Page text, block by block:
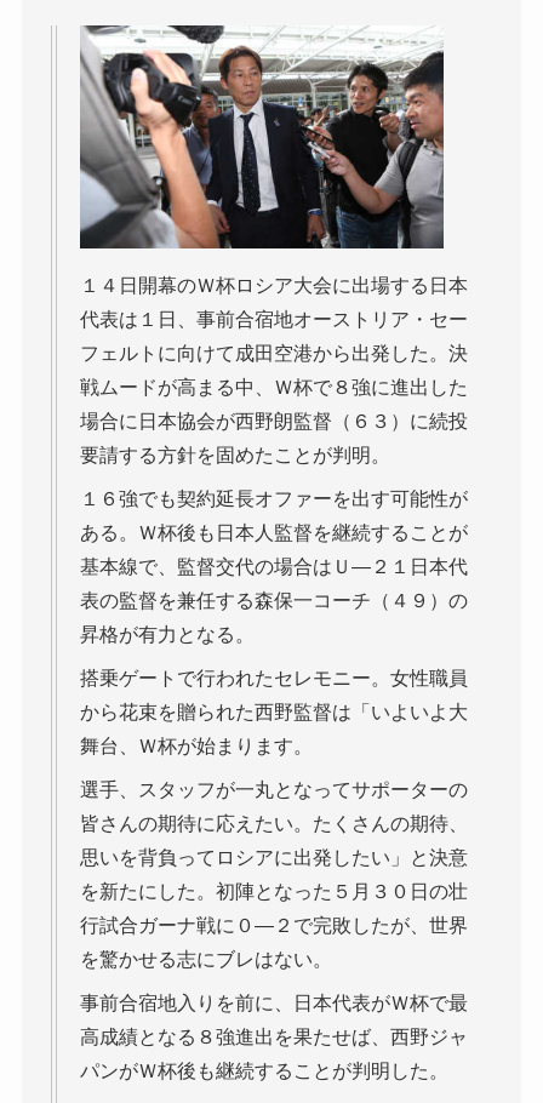
１４日開幕のＷ杯ロシア大会に出場する日本
代表は１日、事前合宿地オーストリア・セー
フェルトに向けて成田空港から出発した。決
戦ムードが高まる中、Ｗ杯で８強に進出した
場合に日本協会が西野朗監督（６３）に続投
要請する方針を固めたことが判明。
１６強でも契約延長オファーを出す可能性が
ある。Ｗ杯後も日本人監督を継続することが
基本線で、監督交代の場合はＵ―２１日本代
表の監督を兼任する森保一コーチ（４９）の
昇格が有力となる。
搭乗ゲートで行われたセレモニー。女性職員
から花束を贈られた西野監督は「いよいよ大
舞台、Ｗ杯が始まります。
選手、スタッフが一丸となってサポーターの
皆さんの期待に応えたい。たくさんの期待、
思いを背負ってロシアに出発したい」と決意
を新たにした。初陣となった５月３０日の壮
行試合ガーナ戦に０―２で完敗したが、世界
を驚かせる志にブレはない。
事前合宿地入りを前に、日本代表がＷ杯で最
高成績となる８強進出を果たせば、西野ジャ
パンがＷ杯後も継続することが判明した。